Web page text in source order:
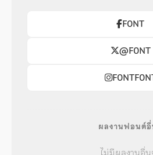
F0NT
@F0NT
ผลงานฟอนต์